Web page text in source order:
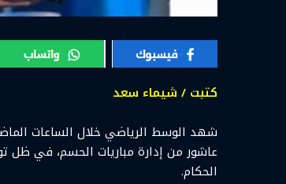
كتبت / شيماء سعد
شهد الوسط الرياضي خلال الساعات
عاشور من إدارة مباريات الحسم، في ظل
الحكام.